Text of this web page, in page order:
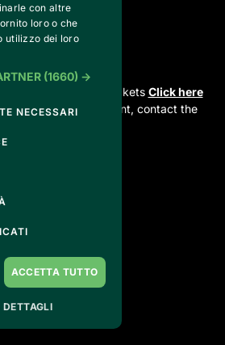
CONTACTS
in purchasing tickets Click here
program and the event, contact the
statement
con altre
loro o che
utilizzo dei loro
(1660) →
NECESSARI
ACCETTA TUTTO